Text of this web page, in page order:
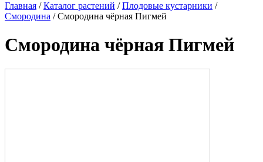
Главная /Каталог растений /Плодовые кустарники /
Смородина / Смородина чёрная Пигмей
Смородина чёрная Пигмей